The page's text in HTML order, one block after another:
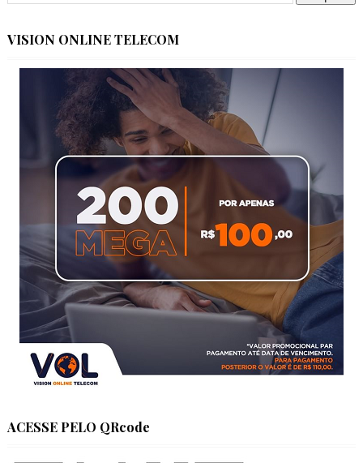
VISION ONLINE TELECOM
ACESSE PELO QRcode